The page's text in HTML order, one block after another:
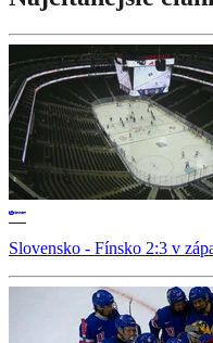
Slovensko - Fínsko 2:3 v